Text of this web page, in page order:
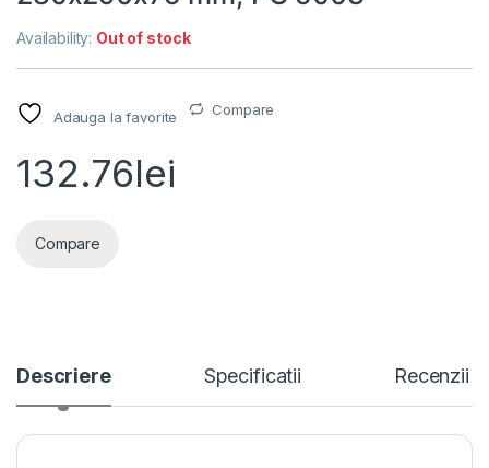
Availability: Out of stock
Adauga la favorite Compare
132.76lei
Compare
Descriere Specificatii Recenzii